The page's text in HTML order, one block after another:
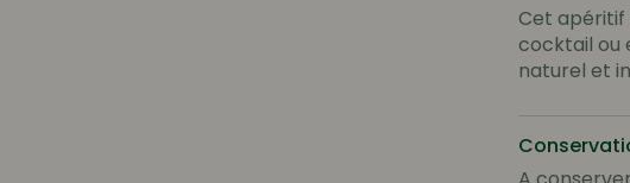
Cet apéritif
cocktail ou
naturel et